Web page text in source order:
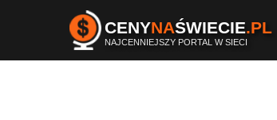
CENYNAŚWIECIE.PL
NAJCENNIEJSZY PORTAL W SIECI